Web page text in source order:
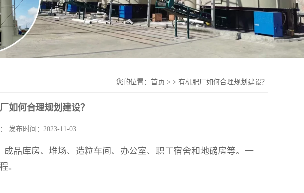
您的位置： 首页 > > 有机肥厂如何合理规划建设？
如何合理规划建设？
发布时间：2023-11-03
品库房、堆场、造粒车间、办公室、职工宿舍和地磅房等。一
。